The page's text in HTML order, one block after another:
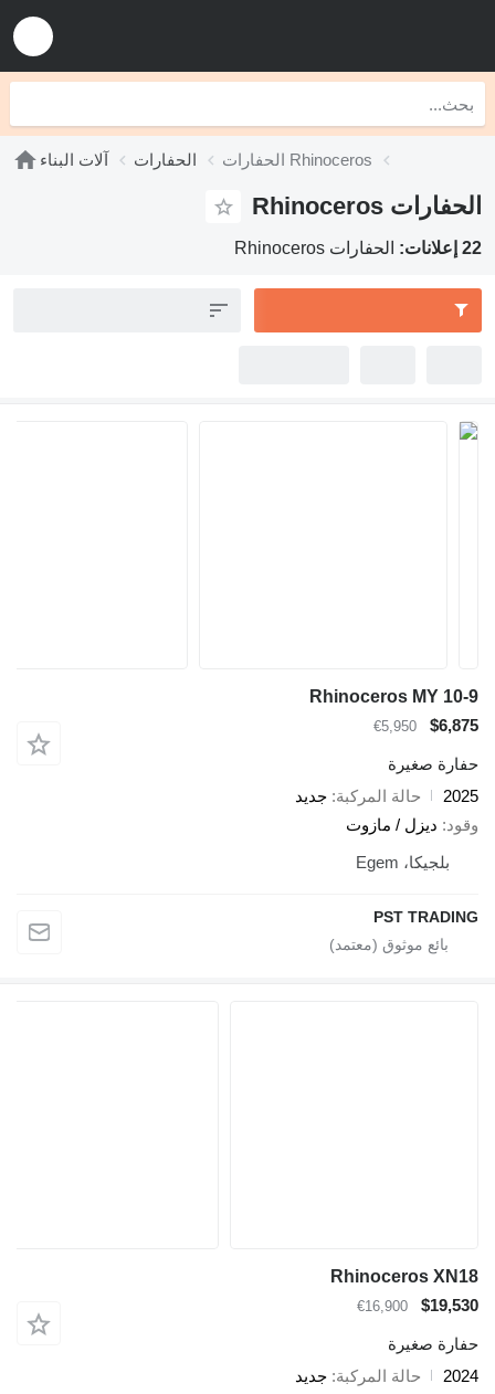
آلات البناء الحفارات الحفارات Rhinoceros
الحفارات Rhinoceros
22 إعلانات: الحفارات Rhinoceros
Rhinoceros MY 10-9
$6,875
€5,950
حفارة صغيرة
2025
حالة المركبة جديد
وقود ديزل / مازوت
بلجيكا، Egem
PST TRADING
Rhinoceros XN18
$19,530
€16,900
حفارة صغيرة
2024
حالة المركبة جديد